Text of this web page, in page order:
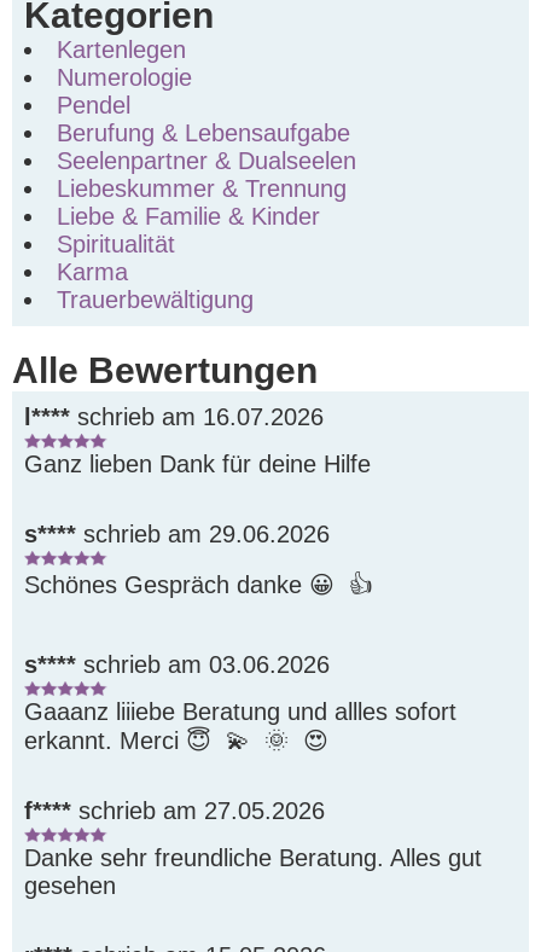
Kategorien
Kartenlegen
Numerologie
Pendel
Berufung & Lebensaufgabe
Seelenpartner & Dualseelen
Liebeskummer & Trennung
Liebe & Familie & Kinder
Spiritualität
Karma
Trauerbewältigung
Alle Bewertungen
l**** schrieb am 16.07.2026
Ganz lieben Dank für deine Hilfe
s**** schrieb am 29.06.2026
Schönes Gespräch danke 😀  👍
s**** schrieb am 03.06.2026
Gaaanz liiiebe Beratung und allles sofort
erkannt. Merci 😇  💫  🌞  😍
f**** schrieb am 27.05.2026
Danke sehr freundliche Beratung. Alles gut
gesehen